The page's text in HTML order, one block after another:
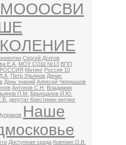
МОООСВИ
Сергей Долгов
Е.А. МОУ СОШ №13 ВПП
Митинг Россия 10
Петр Ульянов Денис
День знаний Алексей Чернышов
Антонов С.Н.
Владимир
П.М. Брынцалов И.Ю.
депутат Крестинин митинг
Наше
Доступная среда Ковязин О.В.